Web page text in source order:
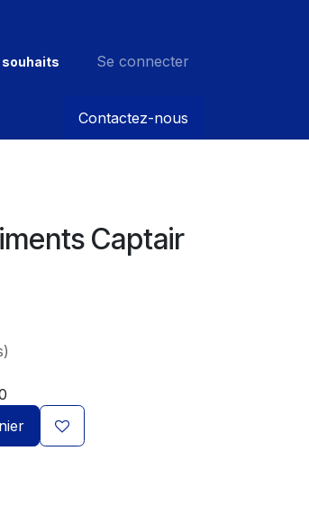
souhaits Se connecter
Contactez-nous
Captair